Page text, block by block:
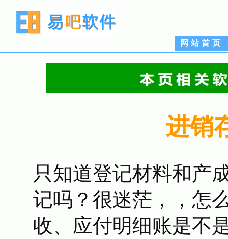
网站首页
进销
只知道登记材料和产
记吗？很迷茫，，怎
收、应付明细账是不